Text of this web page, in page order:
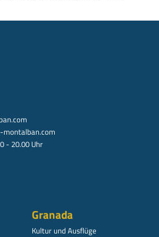
montalban.com
- 20.00 Uhr
Granada
Kultur und Ausflüge